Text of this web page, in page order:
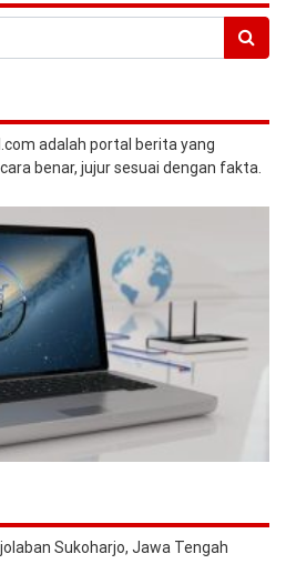
adalah portal berita yang
benar, jujur sesuai dengan fakta.
Sukoharjo, Jawa Tengah